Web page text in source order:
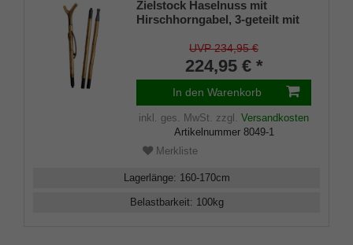
Zielstock Haselnuss mit
Hirschhorngabel, 3-geteilt mit
UVP 234,95 €
224,95 € *
In den Warenkorb
inkl. ges. MwSt. zzgl. Versandkosten
Artikelnummer 8049-1
Merkliste
Lagerlänge: 160-170cm
Belastbarkeit: 100kg